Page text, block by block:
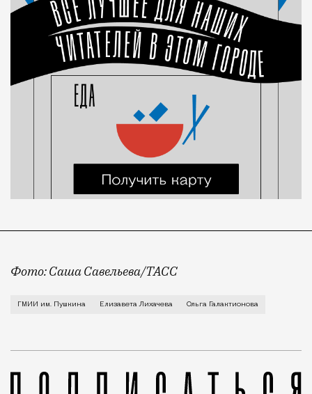
Фото: Саша Савельева/ТАСС
Вчера вечером об уходе из ГМИИ им. Пушкина
ГМИИ им. Пушкина Елизавета Лихачева Ольга Галактионова